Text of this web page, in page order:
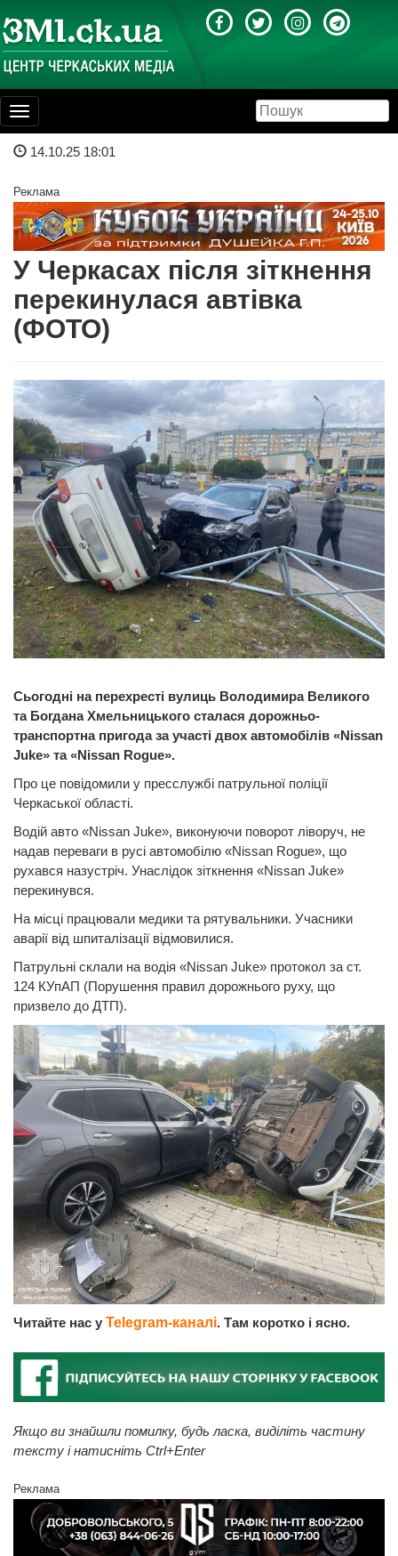
Toggle
navigation
14.10.25 18:01
Реклама
У Черкасах після зіткнення
перекинулася автівка
(ФОТО)
Сьогодні на перехресті вулиць Володимира Великого
та Богдана Хмельницького сталася дорожньо-
транспортна пригода за участі двох автомобілів «Nissan
Juke» та «Nissan Rogue».
Про це повідомили у пресслужбі патрульної поліції
Черкаської області.
Водій авто «Nissan Juke», виконуючи поворот ліворуч, не
надав переваги в русі автомобілю «Nissan Rogue», що
рухався назустріч. Унаслідок зіткнення «Nissan Juke»
перекинувся.
На місці працювали медики та рятувальники. Учасники
аварії від шпиталізації відмовилися.
Патрульні склали на водія «Nissan Juke» протокол за ст.
124 КУпАП (Порушення правил дорожнього руху, що
призвело до ДТП).
Читайте нас у Telegram-каналі. Там коротко і ясно.
Якщо ви знайшли помилку, будь ласка, виділіть частину
тексту і натисніть Ctrl+Enter
Реклама